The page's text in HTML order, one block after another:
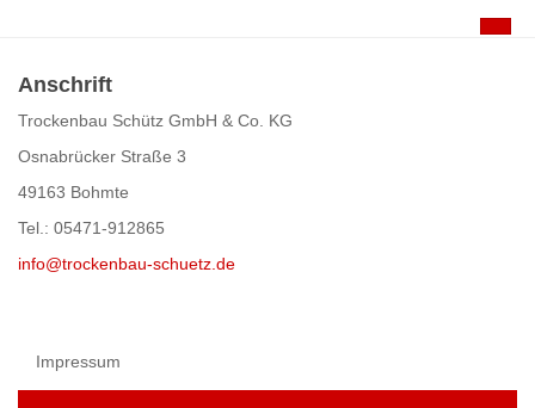
Anschrift
Trockenbau Schütz GmbH & Co. KG
Osnabrücker Straße 3
49163 Bohmte
Tel.: 05471-912865
info@trockenbau-schuetz.de
Impressum